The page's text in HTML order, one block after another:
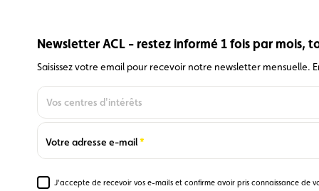
Newsletter ACL - restez informé 1 fois par mois,
Saisissez votre email pour recevoir notre newsletter mensuelle.
Vos centres d'intérêts
option,
pouvez
indiquer
Votre adresse e-mail
Required
J'accepte de recevoir vos e-mails et confirme avoir pris connaissance de
Required